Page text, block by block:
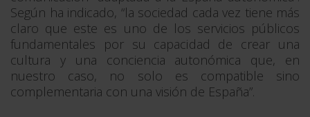
Según ha indicado, “la sociedad cada vez tiene más
claro que este es uno de los servicios públicos
fundamentales por su capacidad de crear una
cultura y una conciencia autonómica que, en
nuestro caso, no solo es compatible sino
complementaria con una visión de España”.